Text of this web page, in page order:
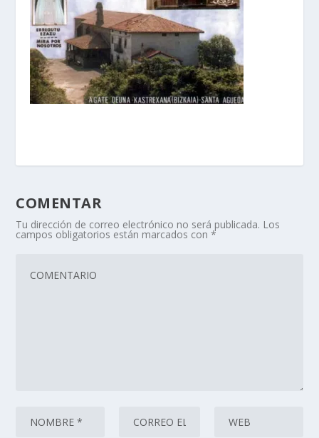
COMENTAR
Tu dirección de correo electrónico no será publicada. Los
campos obligatorios están marcados con*